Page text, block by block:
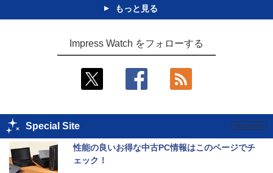
もっと見る
Impress Watch をフォローする
Special Site
性能の良いお得な中古PC情報はこのページでチ
ェック！